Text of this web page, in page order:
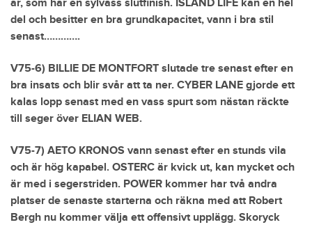
är, som har en sylvass slutfinish. ISLAND LIFE kan en hel
del och besitter en bra grundkapacitet, vann i bra stil
senast………….
V75-6) BILLIE DE MONTFORT slutade tre senast efter en
bra insats och blir svår att ta ner. CYBER LANE gjorde ett
kalas lopp senast med en vass spurt som nästan räckte
till seger över ELIAN WEB.
V75-7) AETO KRONOS vann senast efter en stunds vila
och är hög kapabel. OSTERC är kvick ut, kan mycket och
är med i segerstriden. POWER kommer har två andra
platser de senaste starterna och räkna med att Robert
Bergh nu kommer välja ett offensivt upplägg. Skoryck